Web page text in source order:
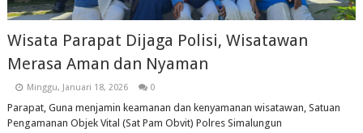
Wisata Parapat Dijaga Polisi, Wisatawan
Merasa Aman dan Nyaman
Minggu, Januari 18, 2026 0
Parapat, Guna menjamin keamanan dan kenyamanan wisatawan, Satuan
Pengamanan Objek Vital (Sat Pam Obvit) Polres Simalungun